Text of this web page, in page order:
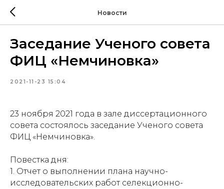
Новости
Заседание Ученого совета
ФИЦ «Немчиновка»
2021-11-23 15:04
23 ноября 2021 года в зале диссертационного
совета состоялось заседание Ученого совета
ФИЦ «Немчиновка».
Повестка дня:
1. Отчет о выполнении плана научно-
исследовательских работ селекционно-